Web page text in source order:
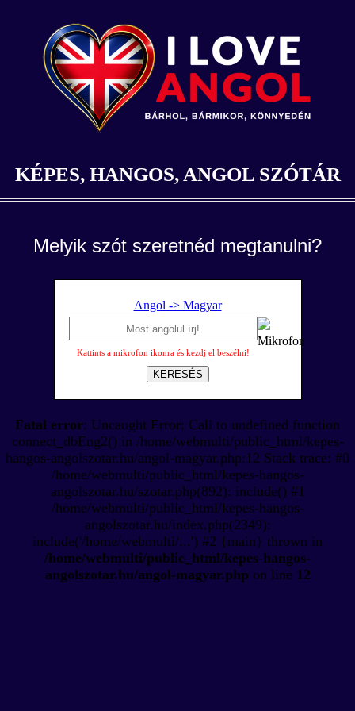
KÉPES, HANGOS, ANGOL SZÓTÁR
Melyik szót szeretnéd megtanulni?
Angol -> Magyar
Kattints a mikrofon ikonra és kezdj el beszélni!
KERESÉS
Fatal error: Uncaught Error: Call to undefined function
connect_dbEng2() in /home/webmulti/public_html/kepes-
hangos-angolszotar.hu/angol-magyar.php:12 Stack trace: #0
/home/webmulti/public_html/kepes-hangos-
angolszotar.hu/szotar.php(892): include() #1
/home/webmulti/public_html/kepes-hangos-
angolszotar.hu/index.php(2349):
include('/home/webmulti/...') #2 {main} thrown in
/home/webmulti/public_html/kepes-hangos-
angolszotar.hu/angol-magyar.php on line 12